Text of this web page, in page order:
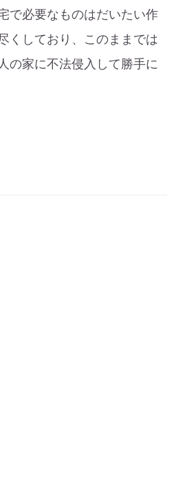
で必要なものはだいたい作
くしており、このままでは
の家に不法侵入して勝手に